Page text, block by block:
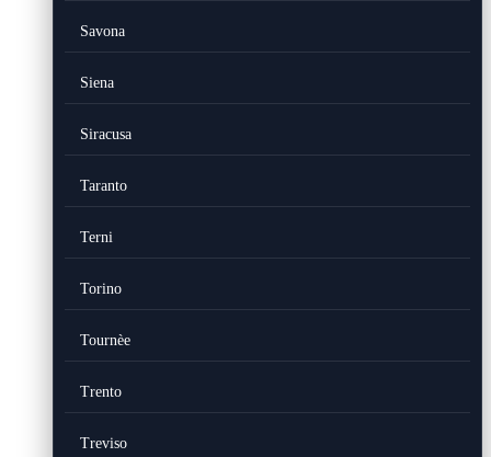
Savona
Siena
Siracusa
Taranto
Terni
Torino
Tournèe
Trento
Treviso